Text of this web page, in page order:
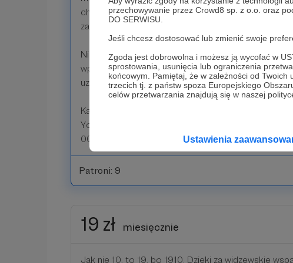
przechowywanie przez Crowd8 sp. z o.o. oraz
DO SERWISU.
Jeśli chcesz dostosować lub zmienić swoje
Zgoda jest dobrowolna i możesz ją wycofać w
sprostowania, usunięcia lub ograniczenia
końcowym. Pamiętaj, że w zależności od
trzecich tj. z państw spoza Europejskiego
celów przetwarzania znajdują się w naszej
Ustawienia
choćby 1 na 100 wsparłaby kanał, to istnienie
zagrożone.
Nie zamierzam oferować konkretnych nagród za
wpłat. Po prostu możesz wspierać Pan Jakub
uznasz za stosowne.
Każdy Patron będzie wymieniany w napisach
YouTube. Zdarza się, że materiały z danego meczu
000 wyświetleń.
Patroni: 9
19 zł miesięcznie
Jak nie 10, to 19, bo 1910. Dzięki za widzewskie